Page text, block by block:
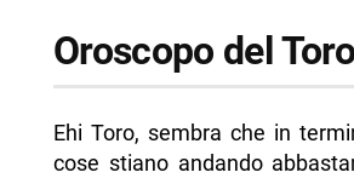
Oroscopo del Toro
Ehi Toro, sembra che in
cose stiano andando